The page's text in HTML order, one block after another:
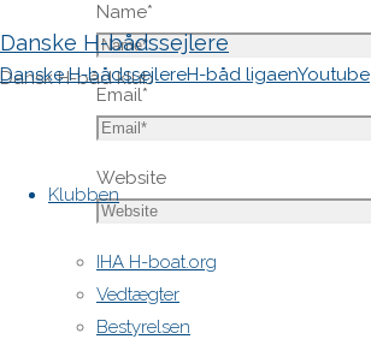
Danske H-bådssejlere
Dansk H-båd klub
Danske H-bådssejlereH-båd ligaenYoutube
Klubben
IHA H-boat.org
Vedtægter
Bestyrelsen
Name*
Email*
Website
Save
my name,
email,